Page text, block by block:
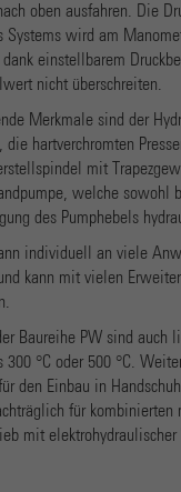
oben ausfahren. Die
Systems wird am
einstellbarem
nicht überschreiten.
Merkmale sind der
hartverchromten
mit
welche sowohl
des Pumphebels
individuell an viele
kann mit vielen
Baureihe PW sind auch
300 °C oder 500 °C.
den Einbau in
für kombinierten
mit elektrohydraulischer
Google Universal Analytics
Dies ist ein von Google
Mustertyp, bei dem das
die eindeutige
Website enthält, auf das es
Aufkommen aufgezeichnete
_gid
Google Analytics